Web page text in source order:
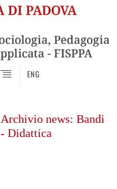
ENG
Archivio news: Bandi
- Didattica